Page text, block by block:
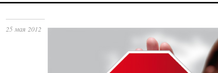
25 мая 2012